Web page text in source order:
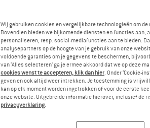
Wij gebruiken cookies en vergelijkbare technologieën om
Bovendien bieden we bijkomende diensten en functies aan,
personaliseren, resp. social-mediafuncties aan te bieden.
analysepartners op de hoogte van je gebruik van onze
voldoende garanties om je gegevens te beschermen,
van ‘Alles selecteren’ ga je ermee akkoord dat we op deze
cookies wenst te accepteren, klik dan hier. Onder ‘Cookie-
geven en ook altijd weer intrekken. Je toestemming is
kan op elk moment worden ingetrokken of voor de eerste
onze website. Uitgebreide informatie hierover, inclusief de
privacyverklaring.